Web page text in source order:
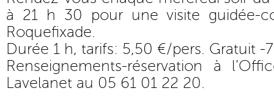
à 21 h 30 pour une visite guidée-
Roquefixade.
Durée 1 h, tarifs: 5,50 €/pers. Gratuit -
Renseignements-réservation à
Lavelanet au 05 61 01 22 20.